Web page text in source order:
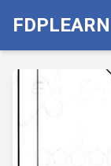
FDPLEARN